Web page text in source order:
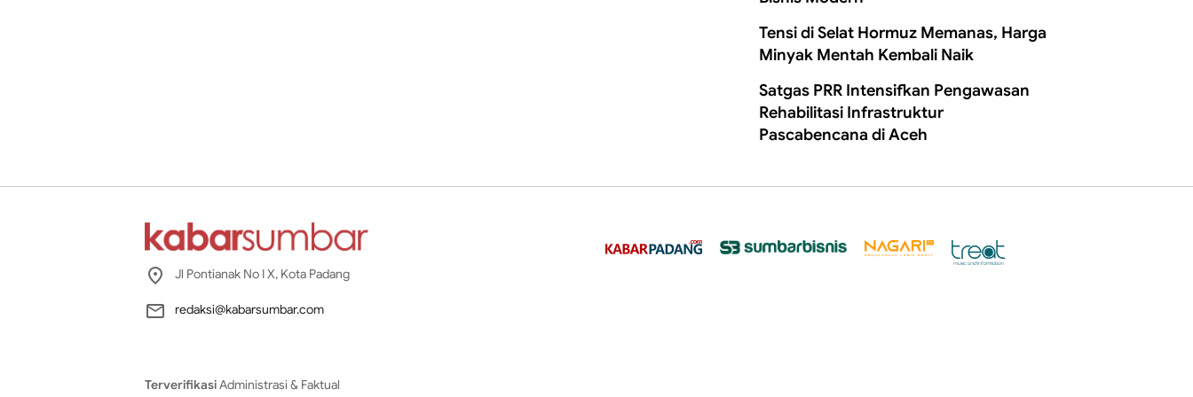
Tensi di Selat Hormuz Memanas, Harga
Minyak Mentah Kembali Naik
Satgas PRR Intensifkan Pengawasan
Rehabilitasi Infrastruktur
Pascabencana di Aceh
Jl Pontianak No I X, Kota Padang
redaksi@kabarsumbar.com
TerverifikasiAdministrasi & Faktual